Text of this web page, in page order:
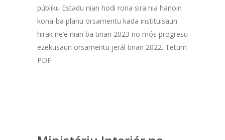
públiku Estadu nian hodi rona sira nia hanoin
kona-ba planu orsamentu kada instituisaun
hirak ne’e nian ba tinan 2023 no mós progresu
ezekusaun orsamentu jerál tinan 2022. Tetum
PDF